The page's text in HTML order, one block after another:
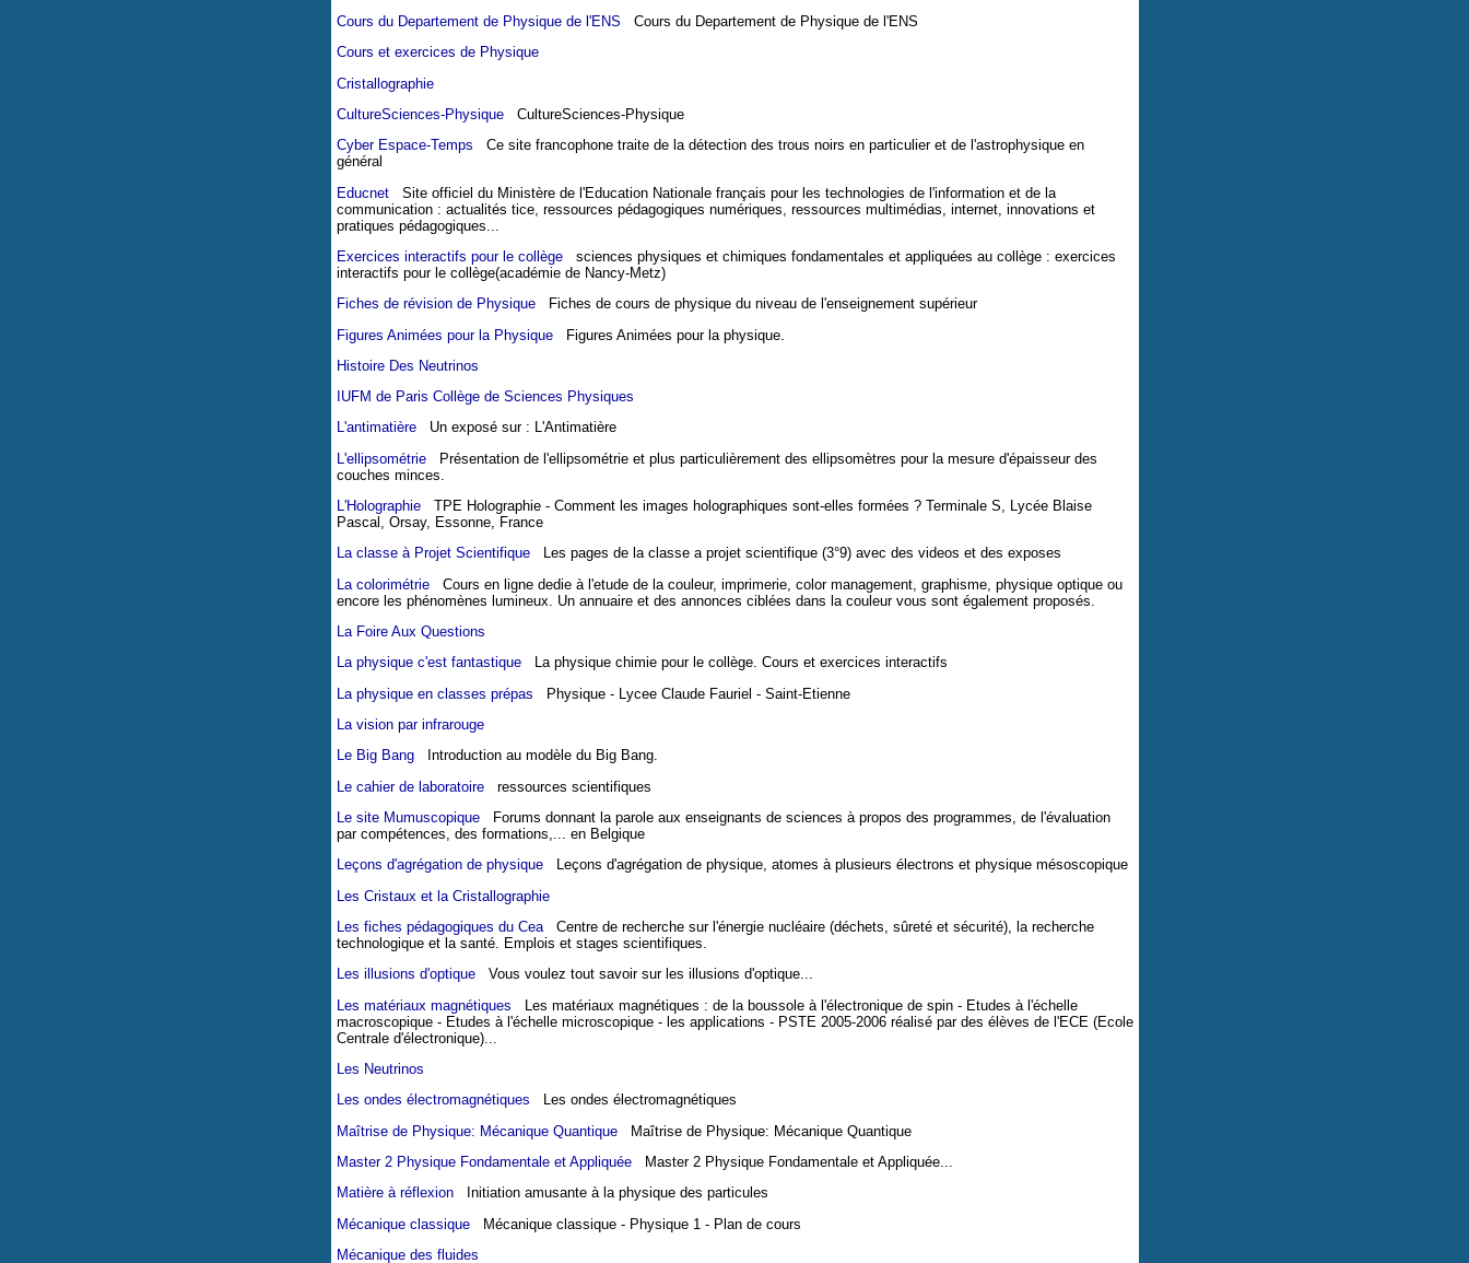
Cours du Departement de Physique de l'ENS Cours du Departement de Physique de l'ENS
Cours et exercices de Physique
Cristallographie
CultureSciences-PhysiqueCultureSciences-Physique
Cyber Espace-Temps Ce site francophone traite de la détection des trous noirs en particulier et de l'astrophysique en
général
EducnetSite officiel du Ministère de l'Education Nationale français pour les technologies de l'information et de la
communication : actualités tice, ressources pédagogiques numériques, ressources multimédias, internet, innovations et
pratiques pédagogiques...
Exercices interactifs pour le collègesciences physiques et chimiques fondamentales et appliquées au collège : exercices
interactifs pour le collège(académie de Nancy-Metz)
Fiches de révision de PhysiqueFiches de cours de physique du niveau de l'enseignement supérieur
Figures Animées pour la PhysiqueFigures Animées pour la physique.
Histoire Des Neutrinos
IUFM de Paris Collège de Sciences Physiques
L'antimatièreUn exposé sur : L'Antimatière
L'ellipsométriePrésentation de l'ellipsométrie et plus particulièrement des ellipsomètres pour la mesure d'épaisseur des
couches minces.
L'HolographieTPE Holographie - Comment les images holographiques sont-elles formées ? Terminale S, Lycée Blaise
Pascal, Orsay, Essonne, France
La classe à Projet ScientifiqueLes pages de la classe a projet scientifique (3°9) avec des videos et des exposes
La colorimétrieCours en ligne dedie à l'etude de la couleur, imprimerie, color management, graphisme, physique optique ou
encore les phénomènes lumineux. Un annuaire et des annonces ciblées dans la couleur vous sont également proposés.
La Foire Aux Questions
La physique c'est fantastiqueLa physique chimie pour le collège. Cours et exercices interactifs
La physique en classes prépas Physique - Lycee Claude Fauriel - Saint-Etienne
La vision par infrarouge
Le Big BangIntroduction au modèle du Big Bang.
Le cahier de laboratoireressources scientifiques
Le site MumuscopiqueForums donnant la parole aux enseignants de sciences à propos des programmes, de l'évaluation
par compétences, des formations,... en Belgique
Leçons d'agrégation de physiqueLeçons d'agrégation de physique, atomes à plusieurs électrons et physique mésoscopique
Les Cristaux et la Cristallographie
Les fiches pédagogiques du CeaCentre de recherche sur l'énergie nucléaire (déchets, sûreté et sécurité), la recherche
technologique et la santé. Emplois et stages scientifiques.
Les illusions d'optiqueVous voulez tout savoir sur les illusions d'optique...
Les matériaux magnétiques Les matériaux magnétiques : de la boussole à l'électronique de spin - Etudes à l'échelle
macroscopique - Etudes à l'échelle microscopique - les applications - PSTE 2005-2006 réalisé par des élèves de l'ECE (Ecole
Centrale d'électronique)...
Les Neutrinos
Les ondes électromagnétiques Les ondes électromagnétiques
Maîtrise de Physique: Mécanique QuantiqueMaîtrise de Physique: Mécanique Quantique
Master 2 Physique Fondamentale et AppliquéeMaster 2 Physique Fondamentale et Appliquée...
Matière à réflexionInitiation amusante à la physique des particules
Mécanique classiqueMécanique classique - Physique 1 - Plan de cours
Mécanique des fluides